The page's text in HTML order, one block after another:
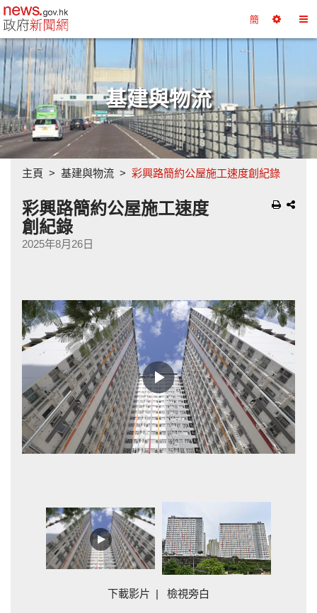
政府新聞網主頁 簡
擇
工
具
換
基建與物流
主頁 基建與物流 彩興路簡約公屋施工速度創紀錄
彩興路簡約公屋施工速度
創紀錄
2025年8月26日
Play
Video
下載影片 | 檢視旁白